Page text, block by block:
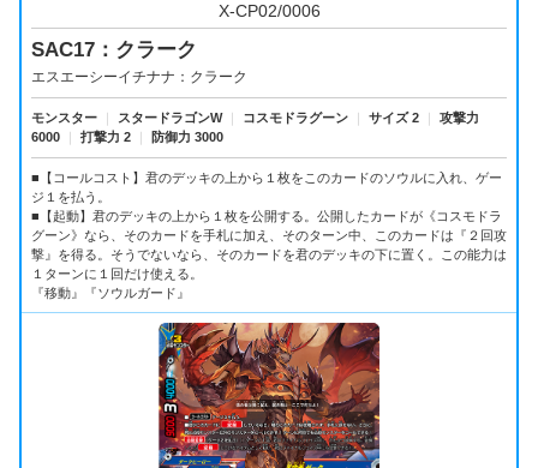
X-CP02/0006
SAC17：クラーク
エスエーシーイチナナ：クラーク
モンスター スタードラゴンW コスモドラグーン サイズ 2
攻撃力
6000
打撃力 2 防御力 3000
■【コールコスト】君のデッキの上から１枚をこのカードのソウルに入れ、ゲー
ジ１を払う。
■【起動】君のデッキの上から１枚を公開する。公開したカードが《コスモドラ
グーン》なら、そのカードを手札に加え、そのターン中、このカードは『２回攻
撃』を得る。そうでないなら、そのカードを君のデッキの下に置く。この能力は
１ターンに１回だけ使える。
『移動』『ソウルガード』